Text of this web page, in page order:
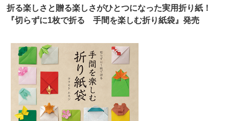
折る楽しさと贈る楽しさがひとつになった実用折り紙！
『切らずに1枚で折る 手間を楽しむ折り紙袋』発売